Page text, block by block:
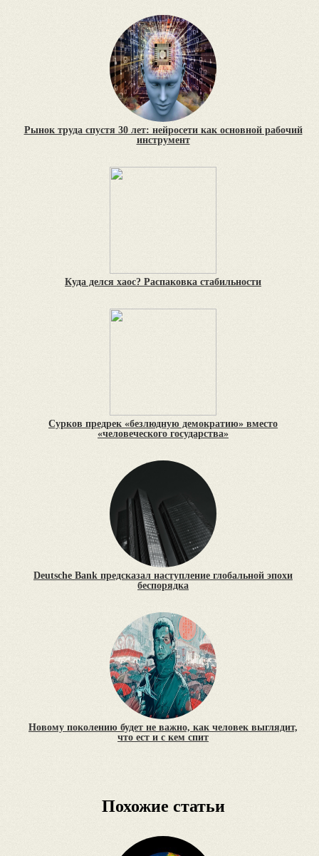
Рынок труда спустя 30 лет: нейросети как основной рабочий
инструмент
Куда делся хаос? Распаковка стабильности
Сурков предрек «безлюдную демократию» вместо
«человеческого государства»
Deutsche Bank предсказал наступление глобальной эпохи
беспорядка
Новому поколению будет не важно, как человек выглядит,
что ест и с кем спит
Похожие статьи